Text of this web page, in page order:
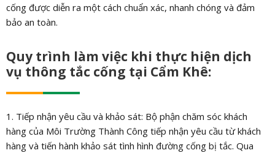
cống được diễn ra một cách chuẩn xác, nhanh chóng và đảm
bảo an toàn.
Quy trình làm việc khi thực hiện dịch
vụ thông tắc cống tại Cẩm Khê:
1. Tiếp nhận yêu cầu và khảo sát: Bộ phận chăm sóc khách
hàng của Môi Trường Thành Công tiếp nhận yêu cầu từ khách
hàng và tiến hành khảo sát tình hình đường cống bị tắc. Qua